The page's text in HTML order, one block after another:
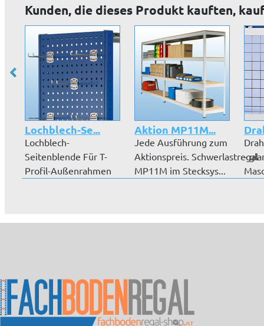
Kunden, die dieses Produkt kauften,
Lochblech-Se...
Lochblech-
Seitenblende Für T-
Profil-Außenrahmen
Aktion MP11M...
Jede Ausführung zum
Aktionspreis. Schwerlastregal
MP11M im Stecksys...
-